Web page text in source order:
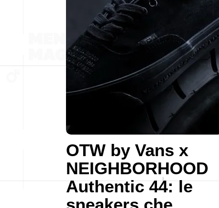
OTW by Vans x
NEIGHBORHOOD
Authentic 44: le
sneakers che